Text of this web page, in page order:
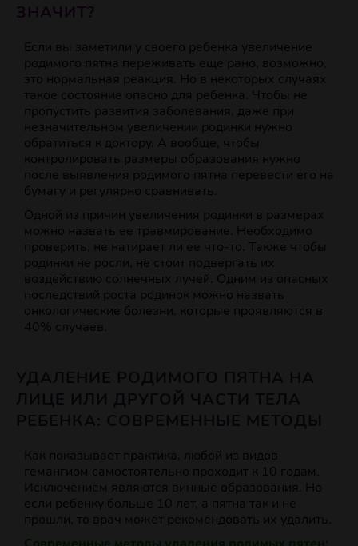
ЗНАЧИТ?
Если вы заметили у своего ребенка увеличение
родимого пятна переживать еще рано, возможно,
это нормальная реакция. Но в некоторых случаях
такое состояние опасно для ребенка. Чтобы не
пропустить развития заболевания, даже при
незначительном увеличении родинки нужно
обратиться к доктору. А вообще, чтобы
контролировать размеры образования нужно
после выявления родимого пятна перевести его на
бумагу и регулярно сравнивать.
Одной из причин увеличения родинки в размерах
можно назвать ее травмирование. Необходимо
проверить, не натирает ли ее что-то. Также чтобы
родинки не росли, не стоит подвергать их
воздействию солнечных лучей. Одним из опасных
последствий роста родинок можно назвать
онкологические болезни, которые проявляются в
40% случаев.
Как показывает практика, любой из видов
гемангиом самостоятельно проходит к 10 годам.
Исключением являются винные образования. Но
если ребенку больше 10 лет, а пятна так и не
прошли, то врач может рекомендовать их удалить.